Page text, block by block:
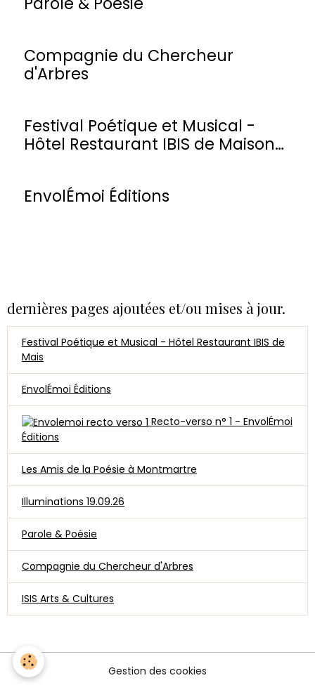
Compagnie du Chercheur
d'Arbres
Festival Poétique et Musical -
Hôtel Restaurant IBIS de Maisons-
EnvolÉmoi Éditions
dernières pages ajoutées et/ou mises à jour.
Festival Poétique et Musical - Hôtel Restaurant IBIS de
Mais
EnvolÉmoi Éditions
Recto-verso n° 1 - EnvolÉmoi
Éditions
Les Amis de la Poésie à Montmartre
Illuminations 19.09.26
Parole & Poésie
Compagnie du Chercheur d'Arbres
ISIS Arts & Cultures
Gestion des cookies